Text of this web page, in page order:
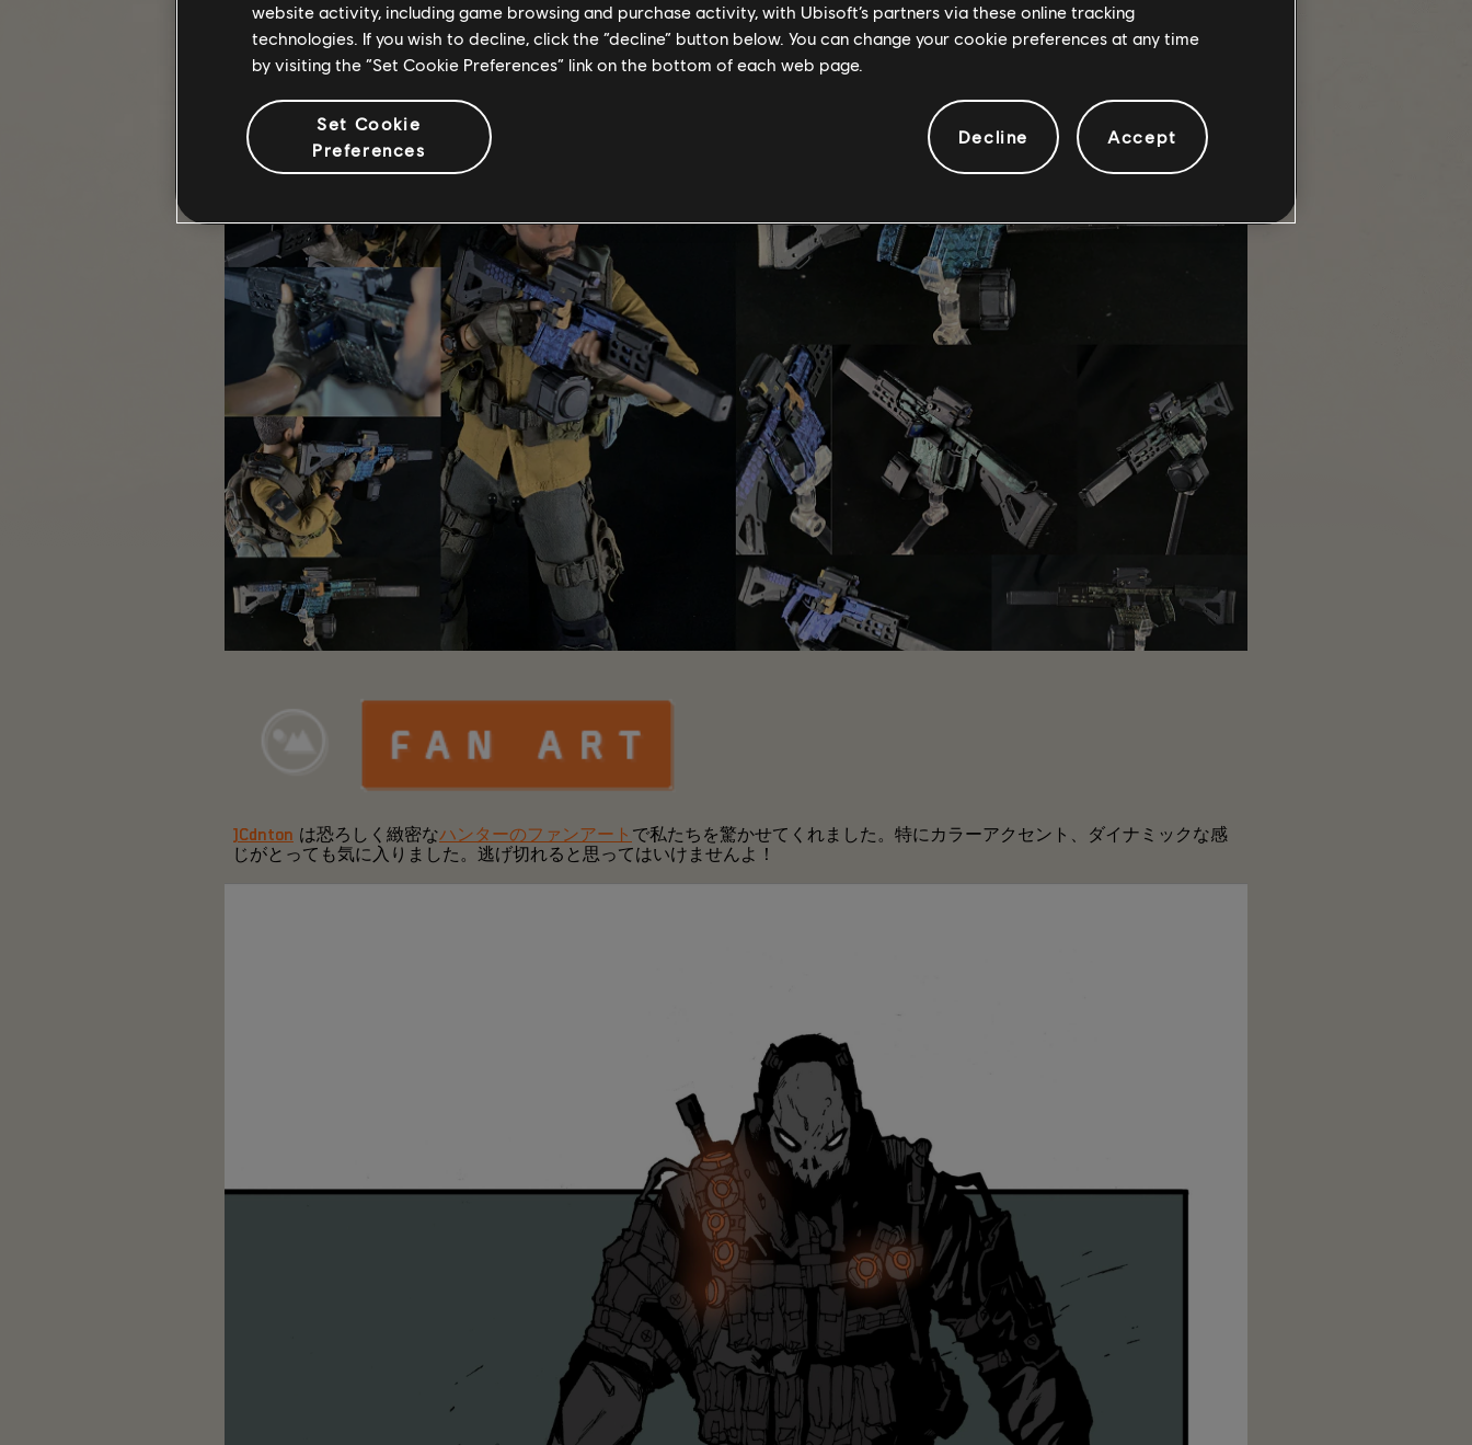
実際に色を変えたのです。これが本物だと信じられますか？動きのあるGIFも見ることができますよ、 こちらからどうぞ。
JCdnton は恐ろしく緻密なハンターのファンアート で私たちを驚かせてくれました。特にカラーアクセント、ダイナミックな感
じがとっても気に入りました。逃げ切れると思ってはいけませんよ！
website activity, including game browsing and purchase activity, with Ubisoft’s partners via these online tracking
technologies. If you wish to decline, click the “decline” button below. You can change your cookie preferences at any time
by visiting the “Set Cookie Preferences” link on the bottom of each web page.
Set Cookie
Preferences
Decline Accept